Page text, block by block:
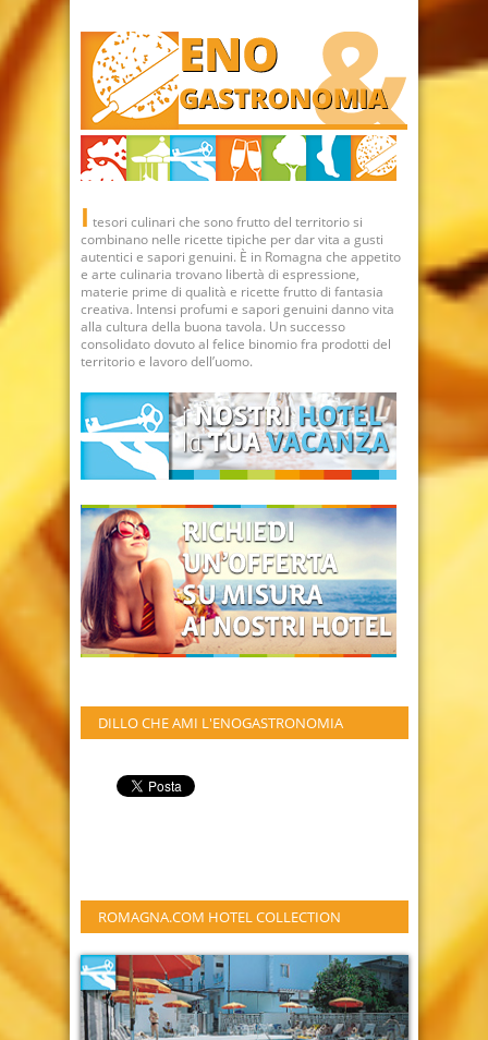
I tesori culinari che sono frutto del territorio si
combinano nelle ricette tipiche per dar vita a gusti
autentici e sapori genuini. È in Romagna che appetito
e arte culinaria trovano libertà di espressione,
materie prime di qualità e ricette frutto di fantasia
creativa. Intensi profumi e sapori genuini danno vita
alla cultura della buona tavola. Un successo
consolidato dovuto al felice binomio fra prodotti del
territorio e lavoro dell’uomo.
DILLO CHE AMI L'ENOGASTRONOMIA
ROMAGNA.COM HOTEL COLLECTION